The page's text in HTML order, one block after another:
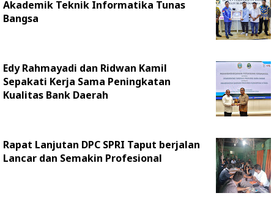
Akademik Teknik Informatika Tunas
Bangsa
Edy Rahmayadi dan Ridwan Kamil
Sepakati Kerja Sama Peningkatan
Kualitas Bank Daerah
Rapat Lanjutan DPC SPRI Taput berjalan
Lancar dan Semakin Profesional